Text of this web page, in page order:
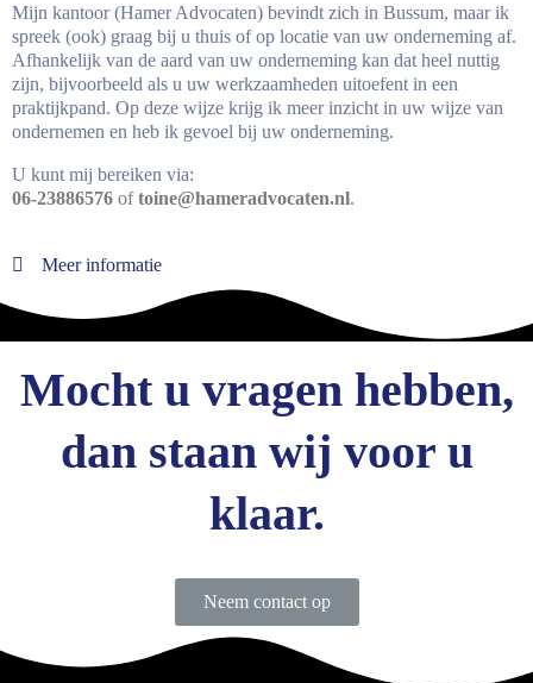
Mijn kantoor (Hamer Advocaten) bevindt zich in Bussum, maar ik
spreek (ook) graag bij u thuis of op locatie van uw onderneming af.
Afhankelijk van de aard van uw onderneming kan dat heel nuttig
zijn, bijvoorbeeld als u uw werkzaamheden uitoefent in een
praktijkpand. Op deze wijze krijg ik meer inzicht in uw wijze van
ondernemen en heb ik gevoel bij uw onderneming.
U kunt mij bereiken via:
06-23886576 oftoine@hameradvocaten.nl.
Meer informatie
Mocht u vragen hebben,
dan staan wij voor u
klaar.
Neem contact op